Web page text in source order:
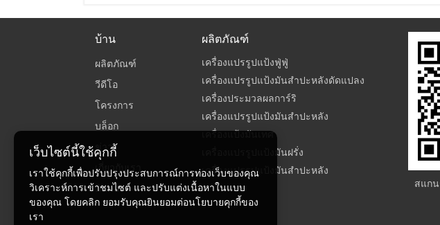
บ้าน
ผลิตภัณฑ์
วีดีโอ
โครงการ
บล็อก
ข่าว
เกี่ยวกับเรา
ติดต่อ
ผลิตภัณฑ์
เครื่องแปรรูปแป้งฟู่ฟู่
เครื่องแปรรูปแป้งมันสำปะหลังดัดแปลง
เครื่องประมวลผลการ์ริ
เครื่องแปรรูปแป้งมันสำปะหลัง
เครื่องแป้งมันเทศ
เครื่องแปรรูปแป้งมันฝรั่ง
เครื่องแปรรูปแป้งมันสำปะหลัง
สแกน
เว็บไซต์นี้ใช้คุกกี้
เราใช้คุกกี้เพื่อปรับปรุงประสบการณ์การท่องเว็บของคุณ
วิเคราะห์การเข้าชมไซต์ และปรับแต่งเนื้อหาในแบบ
ของคุณ โดยคลิก ยอมรับคุณยินยอมต่อนโยบายคุกกี้ของ
เรา